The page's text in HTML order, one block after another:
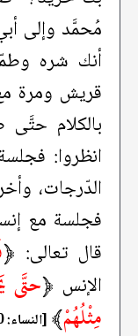
مُحمَّد وإلى
أنك شره
قريش ومرة
بالكلام
انظروا:
الدّرجات،
فجلسة مع
قال تعالى: ﴿
الإنس ﴿حتَّى
مِثْلُهُمْ﴾ [النساء: 140]